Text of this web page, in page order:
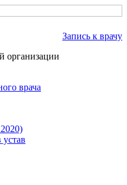
Запись к врачу
организации
врача